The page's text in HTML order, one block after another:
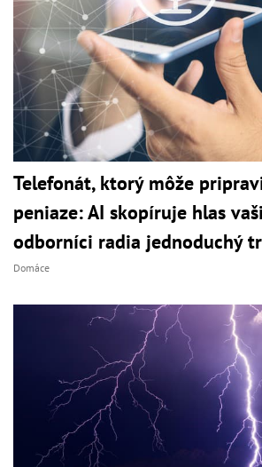
Telefonát, ktorý môže
peniaze: AI skopíruje hlas
odborníci radia jednoduchý
Domáce